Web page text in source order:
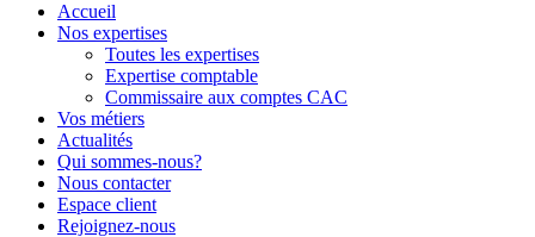
Accueil
Nos expertises
Toutes les expertises
Expertise comptable
Commissaire aux comptes CAC
Vos métiers
Actualités
Qui sommes-nous?
Nous contacter
Espace client
Rejoignez-nous